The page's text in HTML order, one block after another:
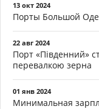
13 окт 2024
Порты Большой
22 авг 2024
Порт «Південний»
перевалкою зерна
01 янв 2024
Минимальная